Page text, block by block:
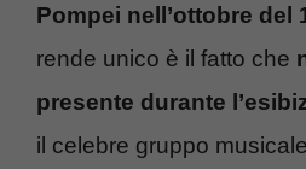
Pompei nell’ottobre del
rende unico è il fatto che
presente durante
il celebre gruppo